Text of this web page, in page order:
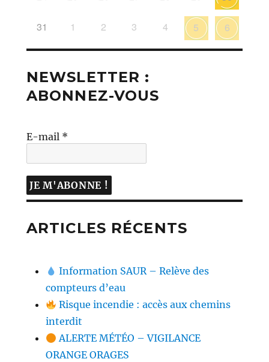
31 1 2 3 4 5 6
NEWSLETTER :
ABONNEZ-VOUS
E-mail *
ARTICLES RÉCENTS
Information SAUR – Relève des
compteurs d’eau
Risque incendie : accès aux chemins
interdit
ALERTE MÉTÉO – VIGILANCE
ORANGE ORAGES